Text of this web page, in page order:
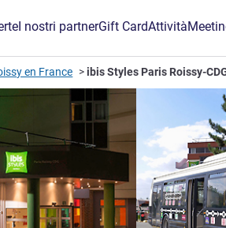
I nostri partnerGift CardAttività
en France ibis Styles Paris Roissy-